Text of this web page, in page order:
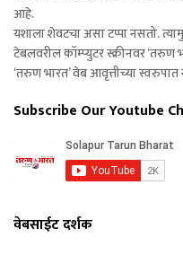
आहे.
यशाला शेवटचा असा टप्पा नसतो.
टेबलवरील कॉम्प्युटर स्क्रीनवर ‘तरुण
‘तरुण भारत’ वेब आवृत्तीच्या स्वरुपात
Subscribe Our Youtube
वेबसाईट दर्शक